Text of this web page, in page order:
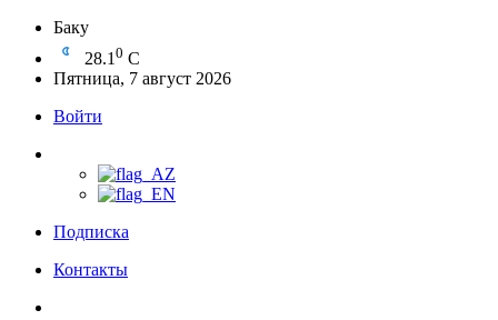
Баку
28.1 0 C
Пятница, 7 август 2026
Войти
Подписка
Контакты